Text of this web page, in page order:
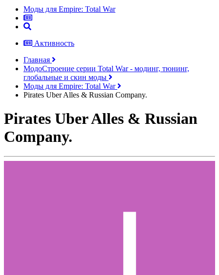
Моды для Empire: Total War
Активность
Главная
МодоСтроение серии Total War - модинг, тюнинг,
глобальные и скин моды
Моды для Empire: Total War
Pirates Uber Alles & Russian Company.
Pirates Uber Alles & Russian
Company.